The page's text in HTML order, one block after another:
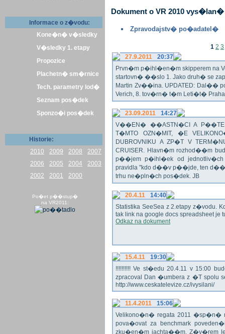
Informace o z�vodu:
Kone�n� v�sledky
V�sledky 1. etapy
Propozice
Plachetn� sm�rnice
Tech. parametry lod�
Seznam pos�dek
Sponzo�i pos�dek
Historie:
2010
2009 2008
2007
2006
2005 2004
2003
2002
2001 2000
Po�et p��stup�
na VR2011:
Dokument o VR 2010
Zpravodajstv� po�adatel�
1 2 3
27.9.2011
20:37
Prvn�m p�ihl�en�m skipperem na
startovn� ��slo 1. Jako druh� se
Martin Zv��ina. UPDATED: Dal��
Verich, 8. tov�rn� t�m Leti�t� Praha
23.09.2011
14:27
V��EN� ��ASTN�CI A
T�MTO OZN�MIT, �E
DUBROVNIKU A ZP�T V
CRUISER. Hlavn�m rozhod��m
p��jem p�ihl�ek od
pravidla "kdo d��v p��jde, ten
trhu ne�pln�ch pos�dek. JB
20.4.11
14:40
Statistika SeeSea z 2.etapy z�vodu.
tak link na google docs spreadsheet je
Odkaz na dokument
15.4.11
19:30
!!!!!!!!!! Ve st�edu 20.4.11 v 15:00
zpracoval Dan �umbera z �T spolu
http://www.ceskatelevize.cz/ivysilani/
11.4.2011
15:06
Velikono�n� regata 2011 �sp�n�
pova�ovat za benchmark
zku�en�m jachta��m. Z�v�rem